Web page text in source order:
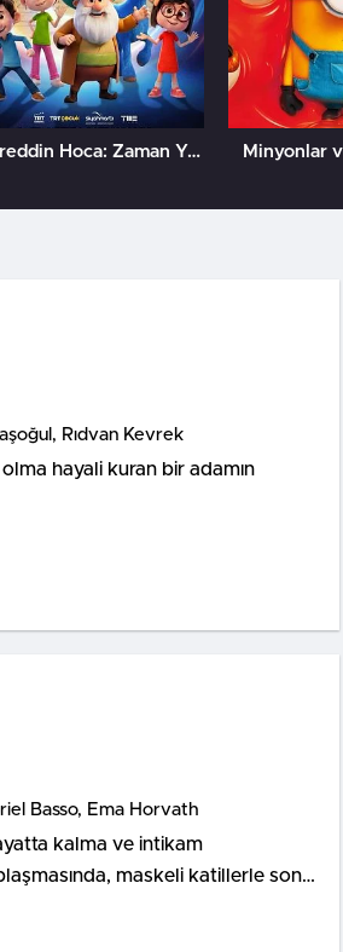
Nasreddin Hoca: Zaman Yolcusu 4 Minyonlar
İzzet Başoğul, Özcan Başoğul, Rıdvan Kevrek
hayali kuran bir adamın
Madelaine Petsch, Gabriel Basso, Ema Horvath
kalma ve intikam
maskeli katillerle son